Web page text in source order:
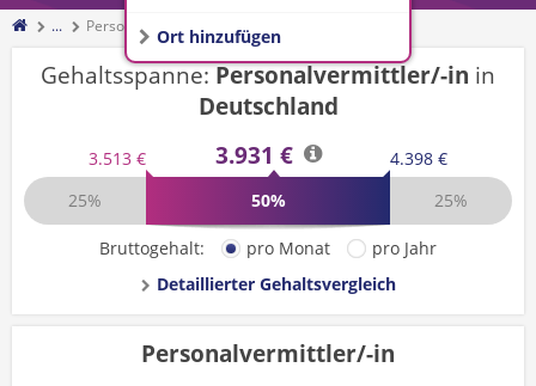
Ort hinzufügen
... Personalvermittler/-in
Gehaltsspanne:Personalvermittler/-in in
Deutschland
3.513 € 3.931 €
4.398 €
25%
50% 25%
Bruttogehalt: pro Monat
pro Jahr
Detaillierter Gehaltsvergleich
Personalvermittler/-in